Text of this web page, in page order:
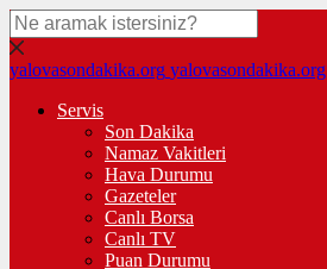
yalovasondakika.org yalovasondakika.org
Servis
Son Dakika
Namaz Vakitleri
Hava Durumu
Gazeteler
Canlı Borsa
Canlı TV
Puan Durumu